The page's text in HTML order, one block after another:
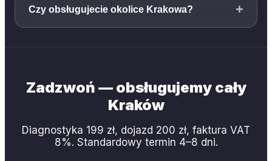
Czy obsługujecie okolice Krakowa? +
Zadzwoń — obsługujemy cały
Kraków
Diagnostyka 199 zł, dojazd 200 zł, faktura VAT
8%. Standardowy termin 4–8 dni.